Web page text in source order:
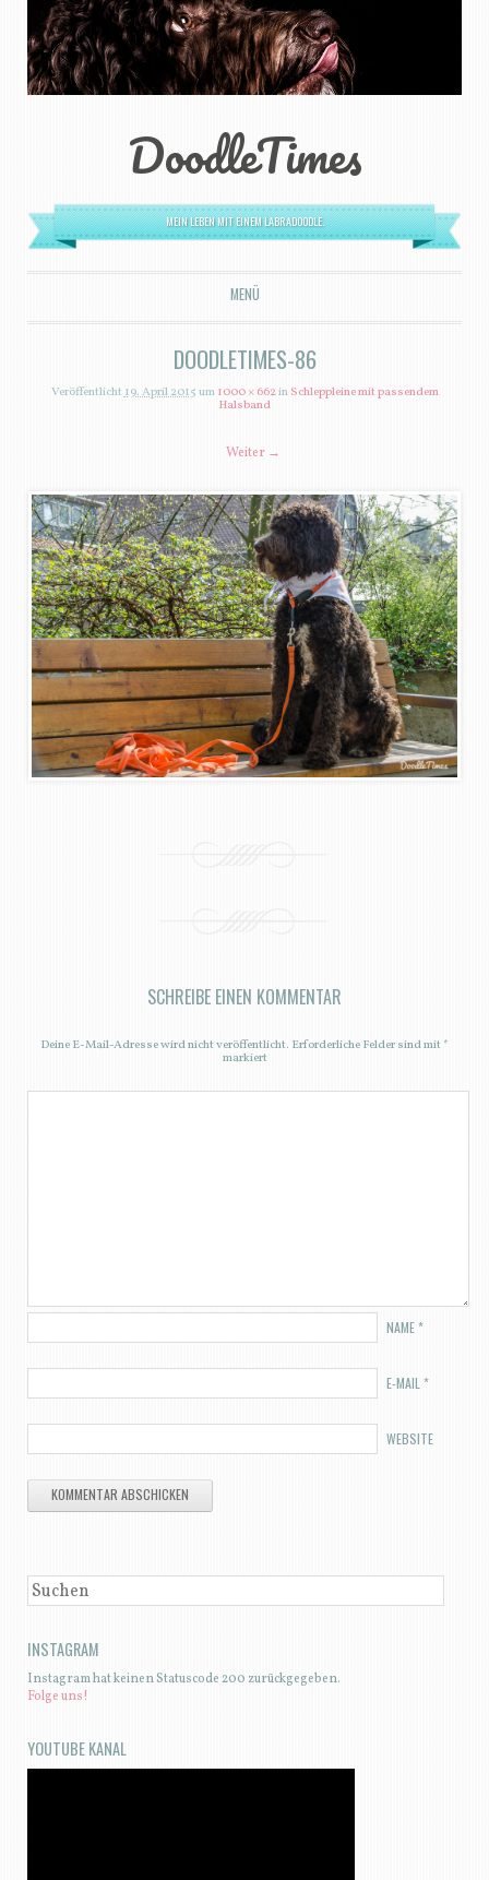
DoodleTimes
MEIN LEBEN MIT EINEM LABRADOODLE.
MENÜ
ZUM INHALT SPRINGEN
DOODLETIMES-86
Veröffentlicht19. April 2015um1000 × 662inSchleppleine mit passendem
Halsband
Weiter →
SCHREIBE EINEN KOMMENTAR
Deine E-Mail-Adresse wird nicht veröffentlicht. Erforderliche Felder sind mit*
markiert
NAME*
E-MAIL *
WEBSITE
SUCHEN
INSTAGRAM
Instagram hat keinen Statuscode 200 zurückgegeben.
Folge uns!
YOUTUBE KANAL